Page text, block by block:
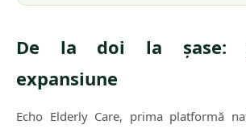
De la doi la șase:
expansiune
Echo Elderly Care, prima platformă